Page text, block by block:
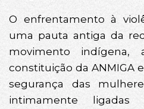
O enfrentamento à
uma pauta antiga da
movimento indígena,
constituição da ANMIGA
segurança das
intimamente